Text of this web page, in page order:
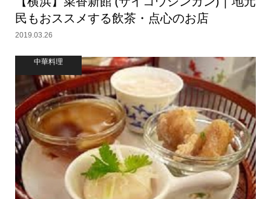
民もおススメする飲茶・点心のお店
2019.03.26
中華料理